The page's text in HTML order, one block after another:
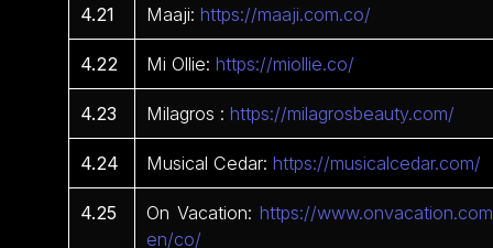
4.21 Maaji:https://maaji.com.co/
4.22 Mi Ollie:https://miollie.co/
4.23 Milagros :https://milagrosbeauty.com/
4.24 Musical Cedar:https://musicalcedar.com/
4.25 On Vacation:https://
en/co/